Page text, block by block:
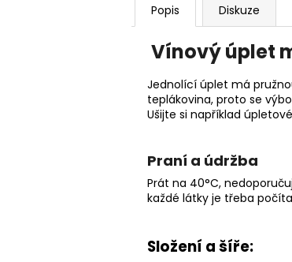
Popis Diskuze
Vínový úplet
Jednolící úplet má
teplákovina, proto se
Ušijte si například
Praní a údržba
Prát na 40°C,
každé látky je třeba
Složení a šíře: